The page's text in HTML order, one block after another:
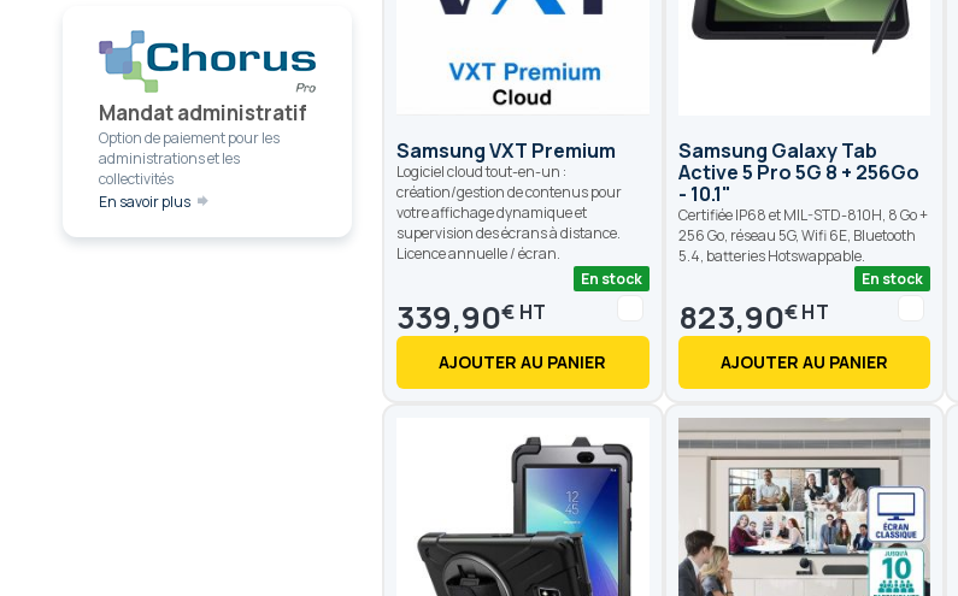
Samsung VXT Premium
Logiciel cloud tout-en-un :
création/gestion de contenus pour
votre affichage dynamique et
supervision des écrans à distance.
Licence annuelle / écran.
En stock
339,90€
AJOUTER AU PANIER
Samsung Galaxy Tab
Active 5 Pro 5G 8 + 256Go
- 10.1"
Certifiée IP68 et MIL-STD-810H, 8 Go +
256 Go, réseau 5G, Wifi 6E, Bluetooth
5.4, batteries Hotswappable.
En stock
823,90€
AJOUTER AU PANIER
Mandat administratif
Option de paiement pour les
administrations et les
collectivités
En savoir plus